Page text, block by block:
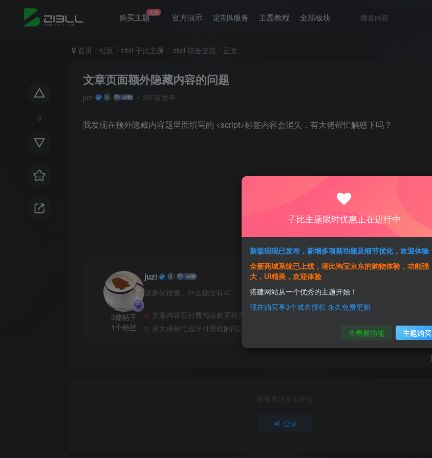
购买主题优惠 官方演示 定制&服务 主题教程 全部板块
0
首页 社区 zibll 子比主题 zibll 综合交流 正文
文章页面额外隐藏内容的问题
juzi 3年前发布
我发现在额外隐藏内容题里面填写的 <script>标签内容会消失，有大佬帮忙解惑下吗？
3篇帖子
1个粉丝
juzi
这家伙很懒，什么都没有写...
文章内容页付费阅读购买框左上角“付费阅读”四个字怎么改成别的文字
求大佬帮忙指导付费框的问题
请登录后发表评论
登录
子比主题限时优惠正在进行中
新版现现已发布，新增多项新功能及细节优化，欢迎体验
全新商城系统已上线，堪比淘宝京东的购物体验，功能强
大，UI精美，欢迎体验
搭建网站从一个优秀的主题开始！
现在购买享3个域名授权 永久免费更新
查看新功能 主题购买